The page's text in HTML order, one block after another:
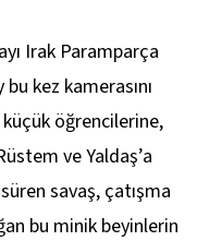
Irak Paramparça
kez kamerasını
küçük öğrencilerine,
ve Yaldaş’a
savaş, çatışma
bu minik beyinlerin